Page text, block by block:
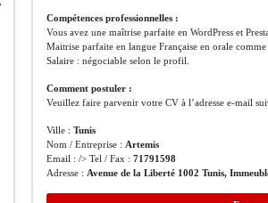
Compétences professionnelles :
Vous avez une maîtrise parfaite en WordPress et
Maitrise parfaite en langue Française en orale comme
Salaire : négociable selon le profil.
Comment postuler :
Veuillez faire parvenir votre CV à l’adresse e-mail
Ville : Tunis
Nom / Entreprise : Artemis
Email : /> Tel / Fax : 71791598
Adresse : Avenue de la Liberté 1002 Tunis,